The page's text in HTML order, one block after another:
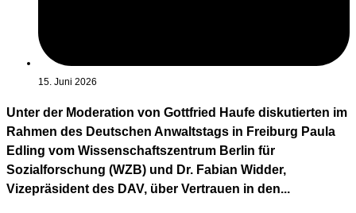
15. Juni 2026
Unter der Moderation von Gottfried Haufe diskutierten im
Rahmen des Deutschen Anwaltstags in Freiburg Paula
Edling vom Wissenschaftszentrum Berlin für
Sozialforschung (WZB) und Dr. Fabian Widder,
Vizepräsident des DAV, über Vertrauen in den...